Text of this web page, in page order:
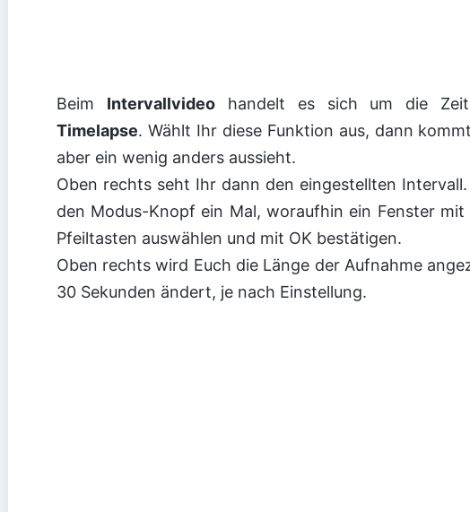
Beim Intervallvideohandelt es sich um die
Timelapse. Wählt Ihr diese Funktion aus, dann
aber ein wenig anders aussieht.
Oben rechts seht Ihr dann den eingestellten
den Modus-Knopf ein Mal, woraufhin ein Fenster
Pfeiltasten auswählen und mit OK bestätigen.
Oben rechts wird Euch die Länge der Aufnahme
30 Sekunden ändert, je nach Einstellung.